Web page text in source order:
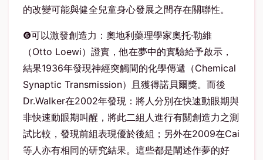
的改變可能與健全兒童身心發展之間存在關聯性。
❻可以激發創造力：奧地利藥理學家奧托·勒維
（Otto Loewi）證實，他在夢中的實驗給予啟示，
結果1936年發現神經突觸間的化學傳遞（Chemical
Synaptic Transmission）且獲得諾貝爾獎。而後
Dr.Walker在2002年發現：將人分別在快速動眼期與
非快速動眼期叫醒，將此二組人進行有關創造力之測
試比較，發現前組表現優於後組；另外在2009在Cai
等人亦有相同的研究結果。這些都是闡述作夢的好